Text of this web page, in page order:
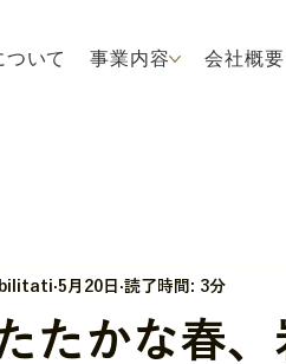
いて 事業内容 会社概要
たかな春
5月20日 読了時間: 3分